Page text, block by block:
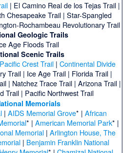
| El Camino Real de los Tejas Trail |
Chesapeake Trail | Star-Spangled
Rochambeau Revolutionary Trail
Geologic Trails
Age Floods Trail
Scenic Trails
Pacific Crest Trail | Continental Divide
Trail | Ice Age Trail | Florida Trail |
| Natchez Trace Trail| Arizona Trail|
Trail| Pacific Northwest Trail
Memorials
| AIDS Memorial Grove* | African
* | American Memorial Park* |
Memorial| Arlington House, The
| Benjamin Franklin National